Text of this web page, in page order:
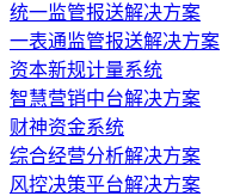
统一监管报送解决方案
一表通监管报送解决方案
资本新规计量系统
智慧营销中台解决方案
财神资金系统
综合经营分析解决方案
风控决策平台解决方案